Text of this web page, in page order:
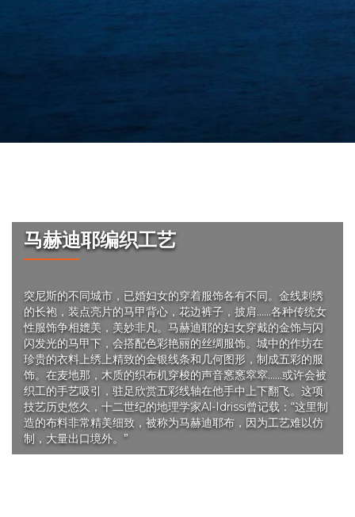
马赫迪耶编织工艺
突尼斯的不同城市，已婚妇女的穿着服饰各有不同。金线刺绣
的长袍，装点亮片的马甲背心，花边裤子，披肩……各种传统女
性服饰争相媲美，美妙非凡。马赫迪耶的妇女穿戴的金饰与闪
闪发光的马甲下，会搭配色彩艳丽的丝绸服饰。城中的作坊在
珍贵的衣料上绣上精致的金银线条和几何图形，制成五彩的服
饰。在麦地那，木质的织布机穿梭的声音窸窸窣窣……或许会被
织工的手艺吸引，驻足欣赏五彩线轴在他手中上下翻飞。这项
技艺历史悠久，十二世纪的地理学家Al-Idrissi曾记载：“这里制
造的布料非常精美细致，被称为马赫迪耶布，因为工艺难以仿
制，大量出口境外。”